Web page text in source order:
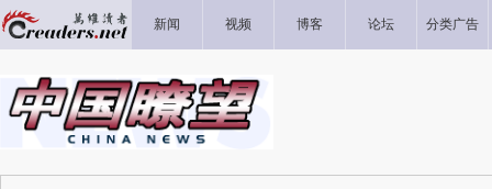
新闻 视频 博客 论坛 分类广告